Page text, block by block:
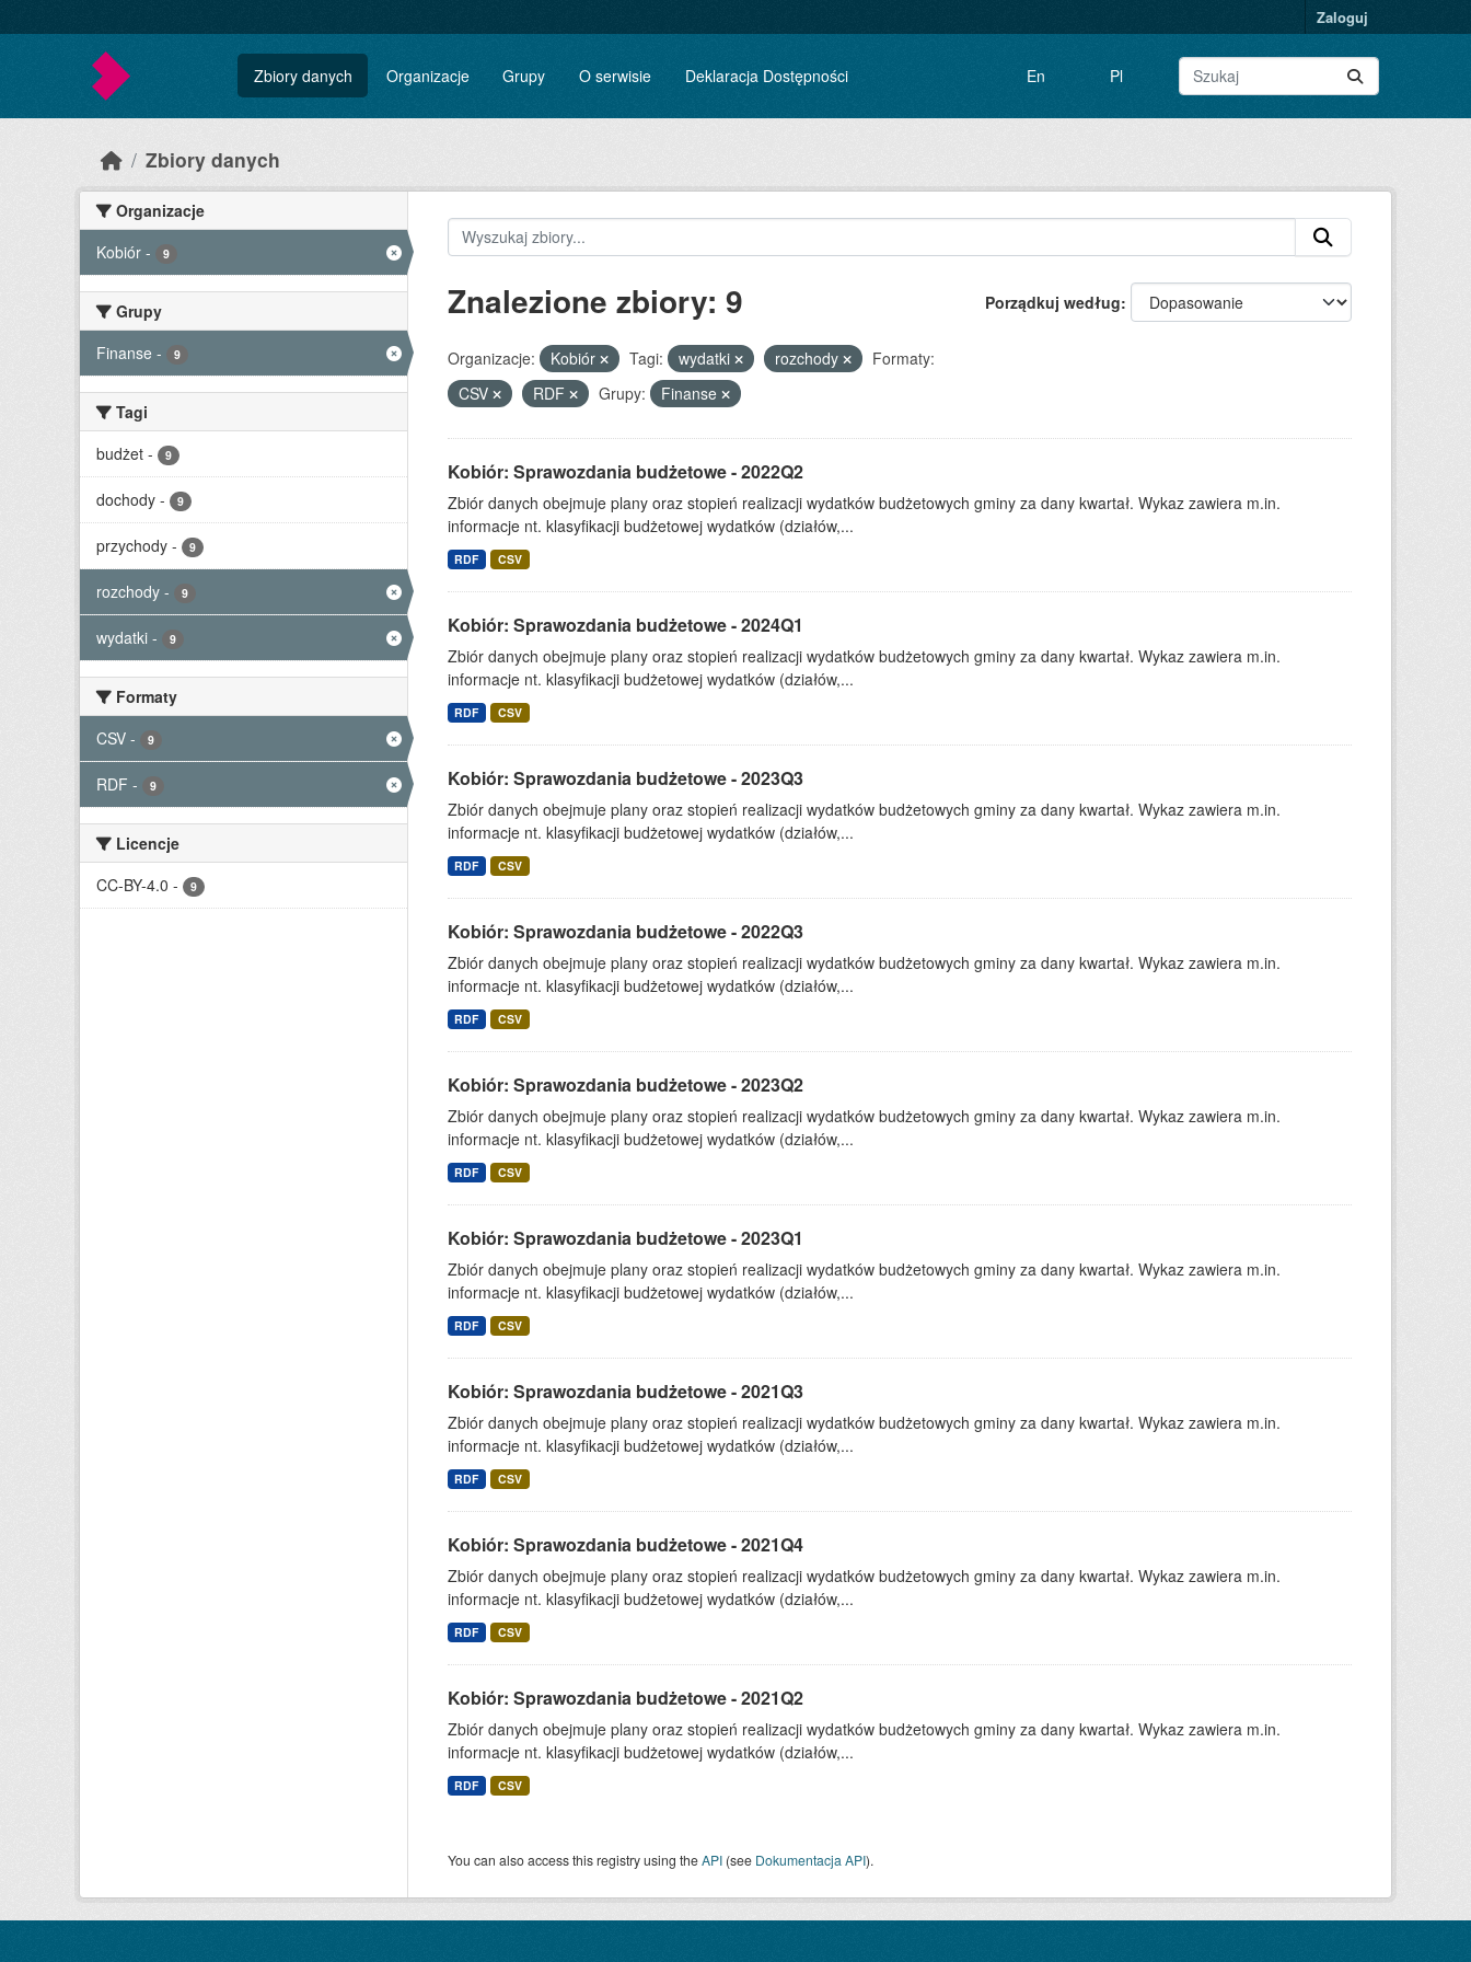
Zaloguj
Zbiory danych Organizacje Grupy O serwisie Deklaracja Dostępności En Pl
Zbiory danych
Organizacje
Kobiór - 9
Grupy
Finanse - 9
Tagi
budżet - 9
dochody - 9
przychody - 9
rozchody - 9
wydatki - 9
Formaty
CSV - 9
RDF - 9
Licencje
CC-BY-4.0 - 9
Porządkuj według
Znalezione zbiory: 9
Organizacje: Kobiór Tagi: wydatki rozchody
Formaty:
CSV
RDF Grupy: Finanse
Kobiór: Sprawozdania budżetowe - 2022Q2
Zbiór danych obejmuje plany oraz stopień realizacji wydatków budżetowych gminy za dany kwartał. Wykaz zawiera m.in.
informacje nt. klasyfikacji budżetowej wydatków (działów,...
RDF CSV
Kobiór: Sprawozdania budżetowe - 2024Q1
Zbiór danych obejmuje plany oraz stopień realizacji wydatków budżetowych gminy za dany kwartał. Wykaz zawiera m.in.
informacje nt. klasyfikacji budżetowej wydatków (działów,...
RDF CSV
Kobiór: Sprawozdania budżetowe - 2023Q3
Zbiór danych obejmuje plany oraz stopień realizacji wydatków budżetowych gminy za dany kwartał. Wykaz zawiera m.in.
informacje nt. klasyfikacji budżetowej wydatków (działów,...
RDF CSV
Kobiór: Sprawozdania budżetowe - 2022Q3
Zbiór danych obejmuje plany oraz stopień realizacji wydatków budżetowych gminy za dany kwartał. Wykaz zawiera m.in.
informacje nt. klasyfikacji budżetowej wydatków (działów,...
RDF CSV
Kobiór: Sprawozdania budżetowe - 2023Q2
Zbiór danych obejmuje plany oraz stopień realizacji wydatków budżetowych gminy za dany kwartał. Wykaz zawiera m.in.
informacje nt. klasyfikacji budżetowej wydatków (działów,...
RDF CSV
Kobiór: Sprawozdania budżetowe - 2023Q1
Zbiór danych obejmuje plany oraz stopień realizacji wydatków budżetowych gminy za dany kwartał. Wykaz zawiera m.in.
informacje nt. klasyfikacji budżetowej wydatków (działów,...
RDF CSV
Kobiór: Sprawozdania budżetowe - 2021Q3
Zbiór danych obejmuje plany oraz stopień realizacji wydatków budżetowych gminy za dany kwartał. Wykaz zawiera m.in.
informacje nt. klasyfikacji budżetowej wydatków (działów,...
RDF CSV
Kobiór: Sprawozdania budżetowe - 2021Q4
Zbiór danych obejmuje plany oraz stopień realizacji wydatków budżetowych gminy za dany kwartał. Wykaz zawiera m.in.
informacje nt. klasyfikacji budżetowej wydatków (działów,...
RDF CSV
Kobiór: Sprawozdania budżetowe - 2021Q2
Zbiór danych obejmuje plany oraz stopień realizacji wydatków budżetowych gminy za dany kwartał. Wykaz zawiera m.in.
informacje nt. klasyfikacji budżetowej wydatków (działów,...
RDF CSV
You can also access this registry using theAPI(see Dokumentacja API).